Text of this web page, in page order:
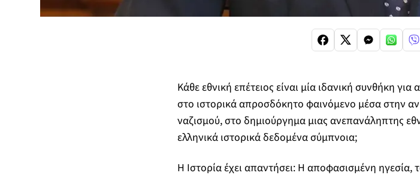
Κάθε εθνική επέτειος είναι μία ιδανική συνθήκη
στο ιστορικά απροσδόκητο φαινόμενο μέσα στην
ναζισμού, στο δημιούργημα μιας ανεπανάληπτης
ελληνικά ιστορικά δεδομένα σύμπνοια;
Η Ιστορία έχει απαντήσει: Η αποφασισμένη ηγεσία,